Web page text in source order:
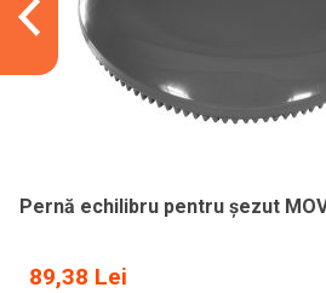
Pernă echilibru pentru șezut
89,38 Lei